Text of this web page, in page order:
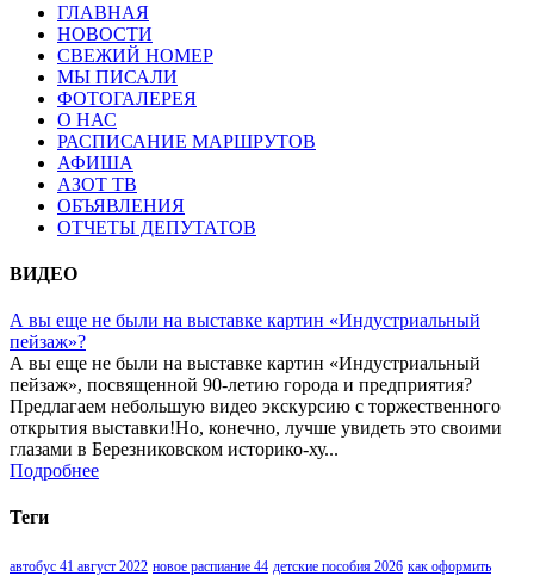
ГЛАВНАЯ
НОВОСТИ
СВЕЖИЙ НОМЕР
МЫ ПИСАЛИ
ФОТОГАЛЕРЕЯ
О НАС
РАСПИСАНИЕ МАРШРУТОВ
АФИША
АЗОТ ТВ
ОБЪЯВЛЕНИЯ
ОТЧЕТЫ ДЕПУТАТОВ
ВИДЕО
А вы еще не были на выставке картин «Индустриальный
пейзаж»?
А вы еще не были на выставке картин «Индустриальный
пейзаж», посвященной 90-летию города и предприятия?
Предлагаем небольшую видео экскурсию с торжественного
открытия выставки!Но, конечно, лучше увидеть это своими
глазами в Березниковском историко-ху...
Подробнее
Теги
автобус 41 август 2022 новое распиание 44 детские пособия 2026 как оформить